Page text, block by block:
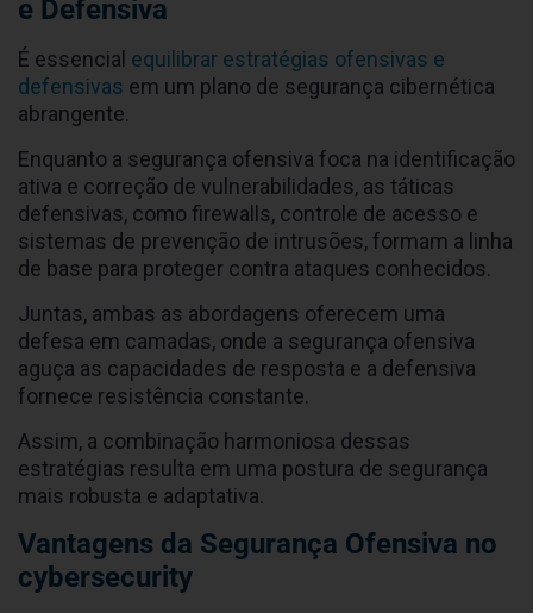
e Defensiva
É essencial equilibrar estratégias ofensivas e
defensivas em um plano de segurança cibernética
abrangente.
Enquanto a segurança ofensiva foca na identificação
ativa e correção de vulnerabilidades, as táticas
defensivas, como firewalls, controle de acesso e
sistemas de prevenção de intrusões, formam a linha
de base para proteger contra ataques conhecidos.
Juntas, ambas as abordagens oferecem uma
defesa em camadas, onde a segurança ofensiva
aguça as capacidades de resposta e a defensiva
fornece resistência constante.
Assim, a combinação harmoniosa dessas
estratégias resulta em uma postura de segurança
mais robusta e adaptativa.
Vantagens da Segurança Ofensiva no
cybersecurity